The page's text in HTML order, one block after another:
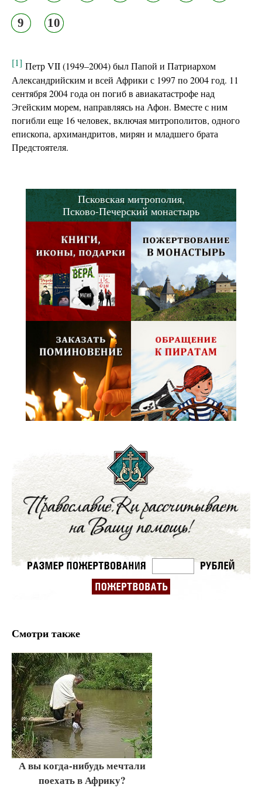
9 10
[1] Петр VII (1949–2004) был Папой и Патриархом
Александрийским и всей Африки с 1997 по 2004 год. 11
сентября 2004 года он погиб в авиакатастрофе над
Эгейским морем, направляясь на Афон. Вместе с ним
погибли еще 16 человек, включая митрополитов, одного
епископа, архимандритов, мирян и младшего брата
Предстоятеля.
Псковская митрополия,
Псково-Печерский монастырь
Смотри также
А вы когда-нибудь мечтали
поехать в Африку?